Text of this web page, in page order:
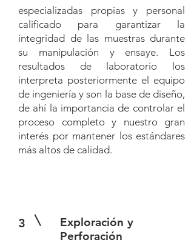
especializadas propias y personal
calificado para garantizar la
integridad de las muestras durante
su manipulación y ensaye. Los
resultados de laboratorio los
interpreta posteriormente el equipo
de ingeniería y son la base de diseño,
de ahí la importancia de controlar el
proceso completo y nuestro gran
interés por mantener los estándares
más altos de calidad.
3
Exploración y
Perforación